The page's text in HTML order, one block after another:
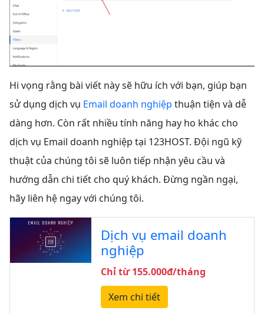
Hi vọng rằng bài viết này sẽ hữu ích với bạn, giúp bạn
sử dụng dịch vụ Email doanh nghiệp thuận tiện và dễ
dàng hơn. Còn rất nhiều tính năng hay ho khác cho
dịch vụ Email doanh nghiệp tại 123HOST. Đội ngũ kỹ
thuật của chúng tôi sẽ luôn tiếp nhận yêu cầu và
hướng dẫn chi tiết cho quý khách. Đừng ngần ngại,
hãy liên hệ ngay với chúng tôi.
Dịch vụ email doanh
nghiệp
Chỉ từ 155.000đ/tháng
Xem chi tiết